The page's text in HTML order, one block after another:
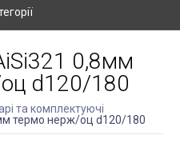
0,8мм
d120/180
та комплектуючі
термо нерж/оц d120/180